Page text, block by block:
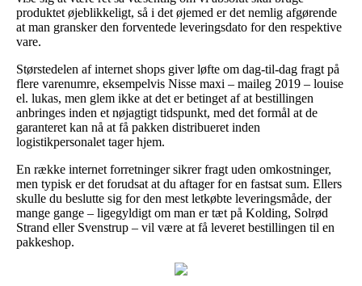
produktet øjeblikkeligt, så i det øjemed er det nemlig afgørende
at man gransker den forventede leveringsdato for den respektive
vare.
Størstedelen af internet shops giver løfte om dag-til-dag fragt på
flere varenumre, eksempelvis Nisse maxi – maileg 2019 – louise
el. lukas, men glem ikke at det er betinget af at bestillingen
anbringes inden et nøjagtigt tidspunkt, med det formål at de
garanteret kan nå at få pakken distribueret inden
logistikpersonalet tager hjem.
En række internet forretninger sikrer fragt uden omkostninger,
men typisk er det forudsat at du aftager for en fastsat sum. Ellers
skulle du beslutte sig for den mest letkøbte leveringsmåde, der
mange gange – ligegyldigt om man er tæt på Kolding, Solrød
Strand eller Svenstrup – vil være at få leveret bestillingen til en
pakkeshop.